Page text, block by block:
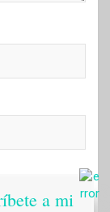
a mi